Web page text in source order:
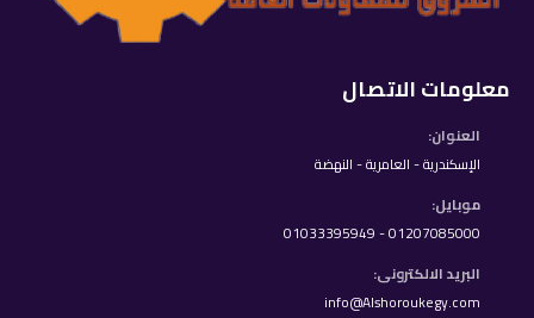
معلومات الاتصال
العنوان:
الإسكندرية - العامرية - النهضة
موبايل:
01207085000 - 01033395949
البريد الالكترونى:
info@Alshoroukegy.com